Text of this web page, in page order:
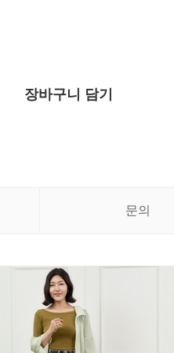
장바구니 담기
문의